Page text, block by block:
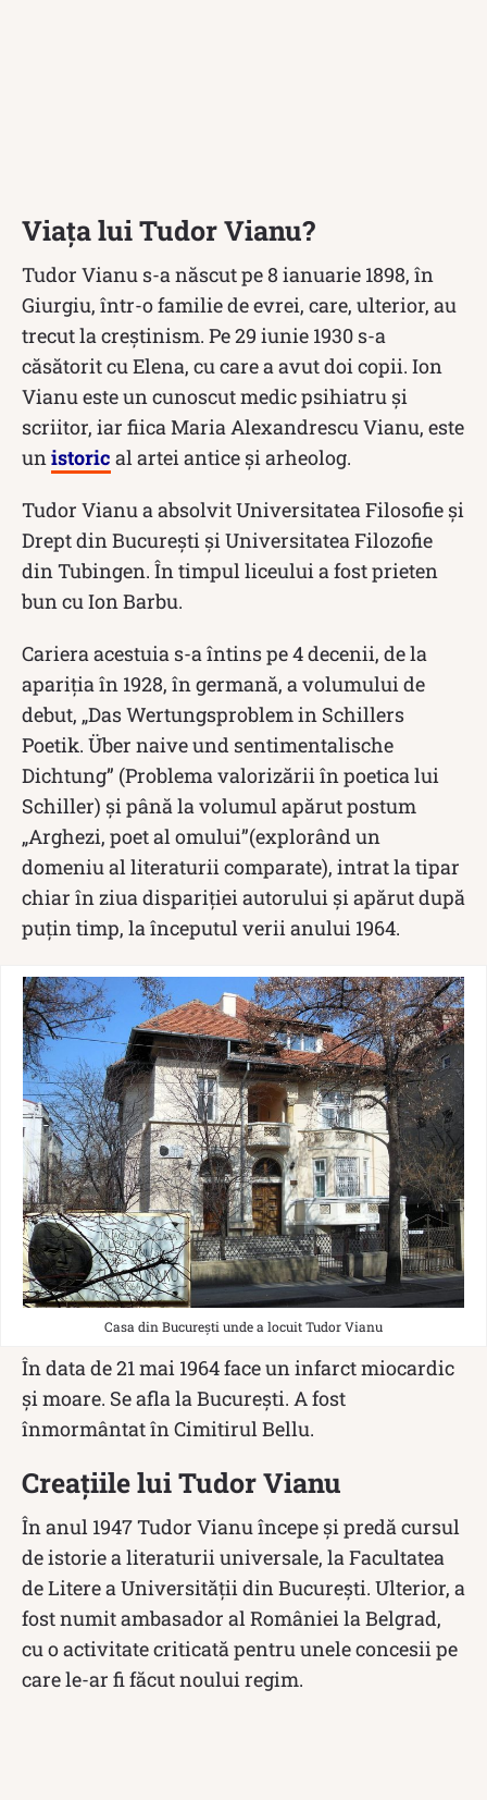
Viața lui Tudor Vianu?
Tudor Vianu s-a născut pe 8 ianuarie 1898, în
Giurgiu, într-o familie de evrei, care, ulterior, au
trecut la creștinism. Pe 29 iunie 1930 s-a
căsătorit cu Elena, cu care a avut doi copii. Ion
Vianu este un cunoscut medic psihiatru și
scriitor, iar fiica Maria Alexandrescu Vianu, este
un istoric al artei antice și arheolog.
Tudor Vianu a absolvit Universitatea Filosofie și
Drept din București și Universitatea Filozofie
din Tubingen. În timpul liceului a fost prieten
bun cu Ion Barbu.
Cariera acestuia s-a întins pe 4 decenii, de la
apariția în 1928, în germană, a volumului de
debut, „Das Wertungsproblem in Schillers
Poetik. Über naive und sentimentalische
Dichtung” (Problema valorizării în poetica lui
Schiller) și până la volumul apărut postum
„Arghezi, poet al omului”(explorând un
domeniu al literaturii comparate), intrat la tipar
chiar în ziua dispariției autorului și apărut după
puțin timp, la începutul verii anului 1964.
Casa din București unde a locuit Tudor Vianu
În data de 21 mai 1964 face un infarct miocardic
și moare. Se afla la București. A fost
înmormântat în Cimitirul Bellu.
Creațiile lui Tudor Vianu
În anul 1947 Tudor Vianu începe și predă cursul
de istorie a literaturii universale, la Facultatea
de Litere a Universității din București. Ulterior, a
fost numit ambasador al României la Belgrad,
cu o activitate criticată pentru unele concesii pe
care le-ar fi făcut noului regim.